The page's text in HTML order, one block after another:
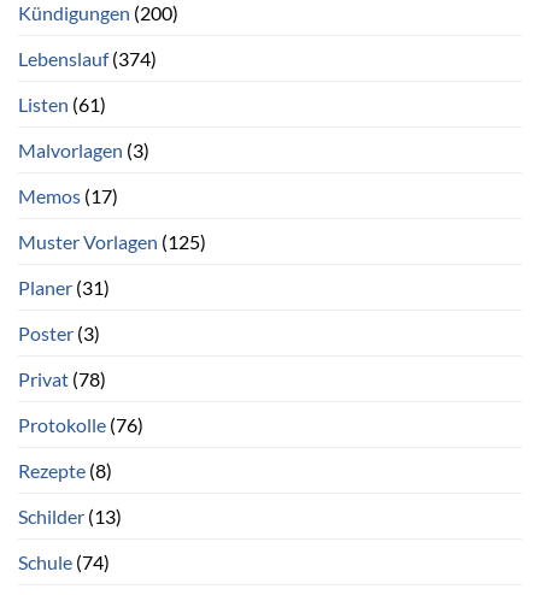
Kündigungen (200)
Lebenslauf(374)
Listen (61)
Malvorlagen (3)
Memos (17)
Muster Vorlagen (125)
Planer (31)
Poster (3)
Privat (78)
Protokolle (76)
Rezepte (8)
Schilder (13)
Schule (74)